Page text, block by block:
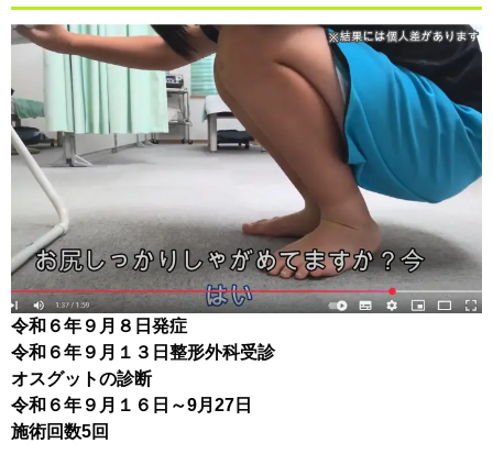
令和６年９月８日発症
令和６年９月１３日整形外科受診
オスグットの診断
令和６年９月１６日～9月27日
施術回数5回